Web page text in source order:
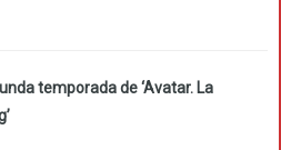
temporada de ‘Avatar. La